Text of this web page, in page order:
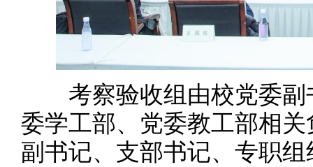
考察验收组由校党委副
委学工部、党委教工部相
副书记、支部书记、专职